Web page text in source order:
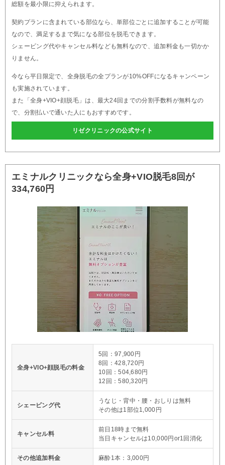
総額を最小限に抑えられます。
契約プランに含まれている部位なら、単部位ごとに追加することが可能
なので、満足するまで気になる部位を脱毛できます。
シェービング代やキャンセル料なども無料なので、追加料金も一切かか
りません。
今なら平日限定で、全身脱毛の全プランが10%OFFになるキャンペーン
も実施されています。
また「全身+VIO+顔脱毛」は、最大24回までの分割手数料が無料なの
で、分割払いで通いた人にもおすすめです。
リゼクリニックの公式サイト
エミナルクリニックなら全身+VIO脱毛8回が
334,760円
全身+VIO+顔脱毛の料金
5回：97,900円
8回：428,720円
10回：504,680円
12回：580,320円
シェービング代
うなじ・背中・腰・おしりは無料
その他は1部位1,000円
キャンセル料
前日18時まで無料
当日キャンセルは10,000円or1回消化
その他追加料金 麻酔1本：3,000円